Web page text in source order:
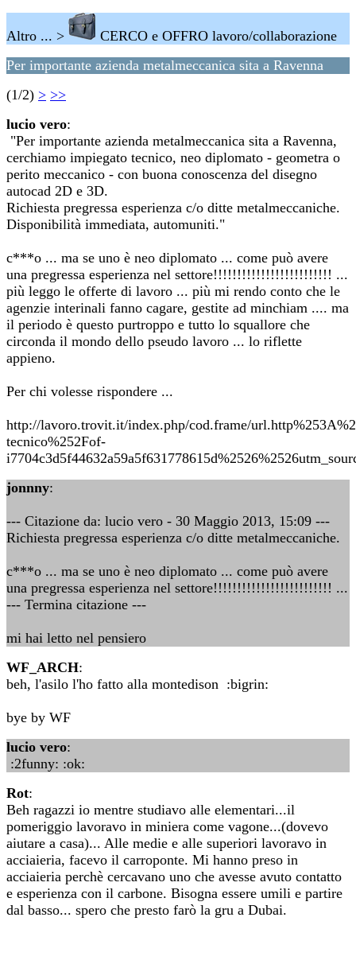
Altro ... >
CERCO e OFFRO lavoro/collaborazione
Per importante azienda metalmeccanica sita a Ravenna
(1/2) > >>
lucio vero:
"Per importante azienda metalmeccanica sita a Ravenna,
cerchiamo impiegato tecnico, neo diplomato - geometra o
perito meccanico - con buona conoscenza del disegno
autocad 2D e 3D.
Richiesta pregressa esperienza c/o ditte metalmeccaniche.
Disponibilità immediata, automuniti."
c***o ... ma se uno è neo diplomato ... come può avere
una pregressa esperienza nel settore!!!!!!!!!!!!!!!!!!!!!!!!! ...
più leggo le offerte di lavoro ... più mi rendo conto che le
agenzie interinali fanno cagare, gestite ad minchiam .... ma
il periodo è questo purtroppo e tutto lo squallore che
circonda il mondo dello pseudo lavoro ... lo riflette
appieno.
Per chi volesse rispondere ...
http://lavoro.trovit.it/index.php/cod.frame/
tecnico%252Fof-
jonnny:
--- Citazione da: lucio vero - 30 Maggio 2013, 15:09 ---
Richiesta pregressa esperienza c/o ditte metalmeccaniche.
c***o ... ma se uno è neo diplomato ... come può avere
una pregressa esperienza nel settore!!!!!!!!!!!!!!!!!!!!!!!!! ...
--- Termina citazione ---
mi hai letto nel pensiero
WF_ARCH:
beh, l'asilo l'ho fatto alla montedison :bigrin:
bye by WF
lucio vero:
:2funny: :ok:
Rot:
Beh ragazzi io mentre studiavo alle elementari...il
pomeriggio lavoravo in miniera come vagone...(dovevo
aiutare a casa)... Alle medie e alle superiori lavoravo in
acciaieria, facevo il carroponte. Mi hanno preso in
acciaieria perchè cercavano uno che avesse avuto contatto
e esperienza con il carbone. Bisogna essere umili e partire
dal basso... spero che presto farò la gru a Dubai.